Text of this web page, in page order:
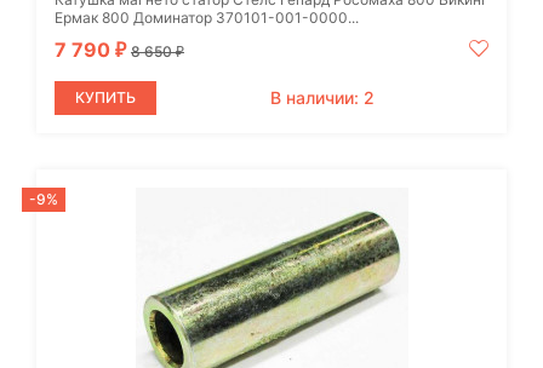
Ермак 800 Доминатор 370101-001-0000...
7 790 ₽ 8 650₽
КУПИТЬ В наличии: 2
-9%